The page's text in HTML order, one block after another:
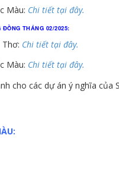
Màu: Chi tiết tại đây.
THÁNG 02/2025:
Thơ: Chi tiết tại đây.
Màu: Chi tiết tại đây.
cho các dự án ý nghĩa